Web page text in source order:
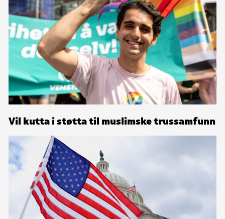
Vil kutta i støtta til muslimske trussamfunn